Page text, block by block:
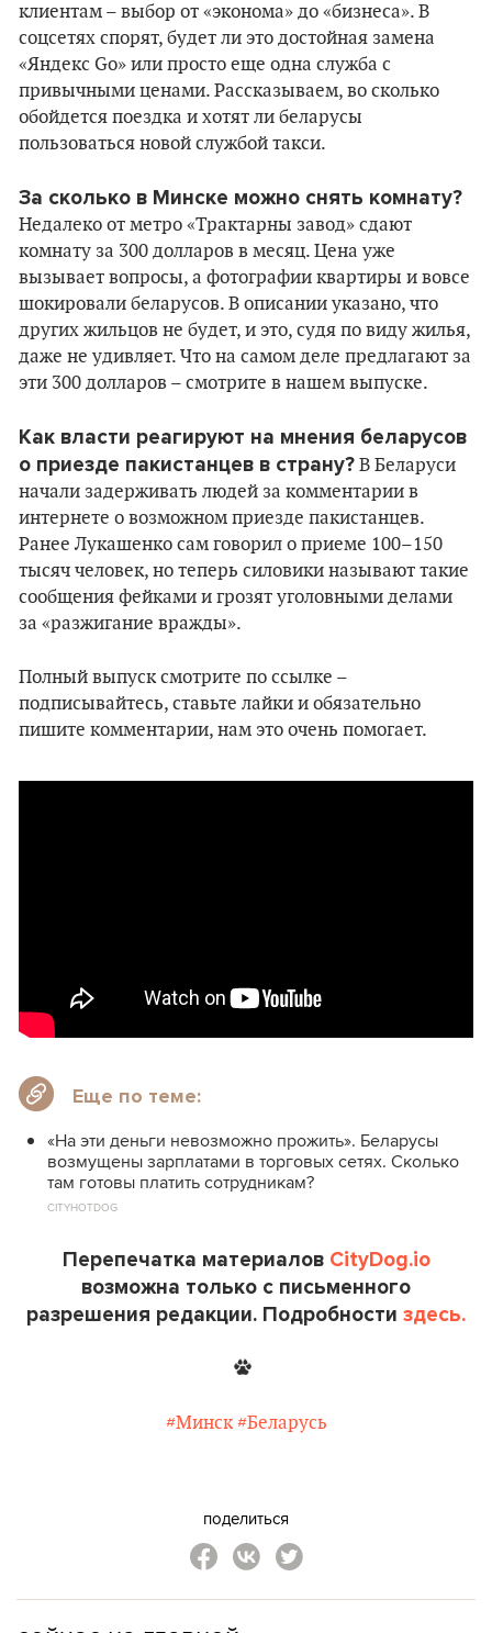
клиентам – выбор от «эконома» до «бизнеса». В
соцсетях спорят, будет ли это достойная замена
«Яндекс Go» или просто еще одна служба с
привычными ценами. Рассказываем, во сколько
обойдется поездка и хотят ли беларусы
пользоваться новой службой такси.
За сколько в Минске можно снять комнату?
Недалеко от метро «Трактарны завод» сдают
комнату за 300 долларов в месяц. Цена уже
вызывает вопросы, а фотографии квартиры и вовсе
шокировали беларусов. В описании указано, что
других жильцов не будет, и это, судя по виду жилья,
даже не удивляет. Что на самом деле предлагают за
эти 300 долларов – смотрите в нашем выпуске.
Как власти реагируют на мнения беларусов
о приезде пакистанцев в страну? В Беларуси
начали задерживать людей за комментарии в
интернете о возможном приезде пакистанцев.
Ранее Лукашенко сам говорил о приеме 100–150
тысяч человек, но теперь силовики называют такие
сообщения фейками и грозят уголовными делами
за «разжигание вражды».
Полный выпуск смотрите по ссылке –
подписывайтесь, ставьте лайки и обязательно
пишите комментарии, нам это очень помогает.
Еще по теме:
«На эти деньги невозможно прожить». Беларусы
возмущены зарплатами в торговых сетях. Сколько
там готовы платить сотрудникам?
CITYHOTDOG
Перепечатка материалов CityDog.io
возможна только с письменного
разрешения редакции. Подробности здесь.
#Минск #Беларусь
поделиться